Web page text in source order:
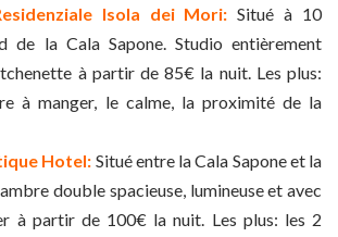
Isola dei Mori: Situé à 10
de la Cala Sapone. Studio entièrement
à partir de 85€ la nuit. Les plus:
à manger, le calme, la proximité de la
Hotel: Situé entre la Cala Sapone et la
double spacieuse, lumineuse et avec
à partir de 100€ la nuit. Les plus: les 2